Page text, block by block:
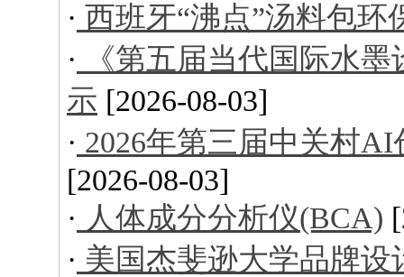
· 西班牙“沸点”汤料包环
· 《第五届当代国际水
示 [2026-08-03]
· 2026年第三届中关村
[2026-08-03]
· 人体成分分析仪(BCA)
· 美国杰斐逊大学品牌设